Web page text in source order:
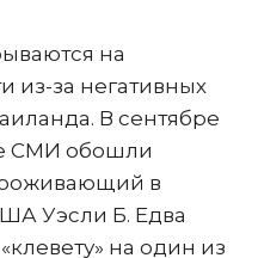
на
из-за негативных
В сентябре
СМИ обошли
в
Уэсли Б. Едва
на один из